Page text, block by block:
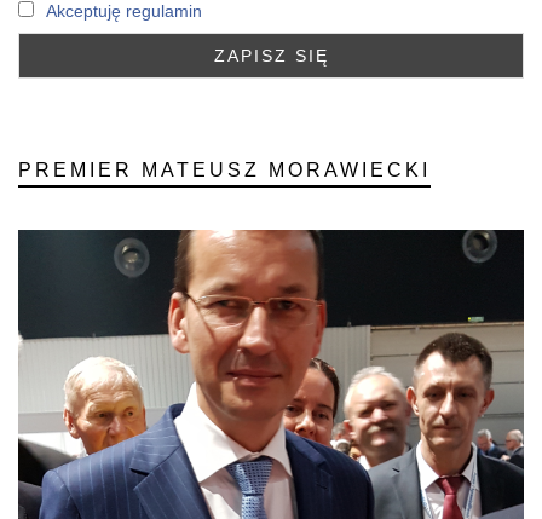
Akceptuję regulamin
PREMIER MATEUSZ MORAWIECKI